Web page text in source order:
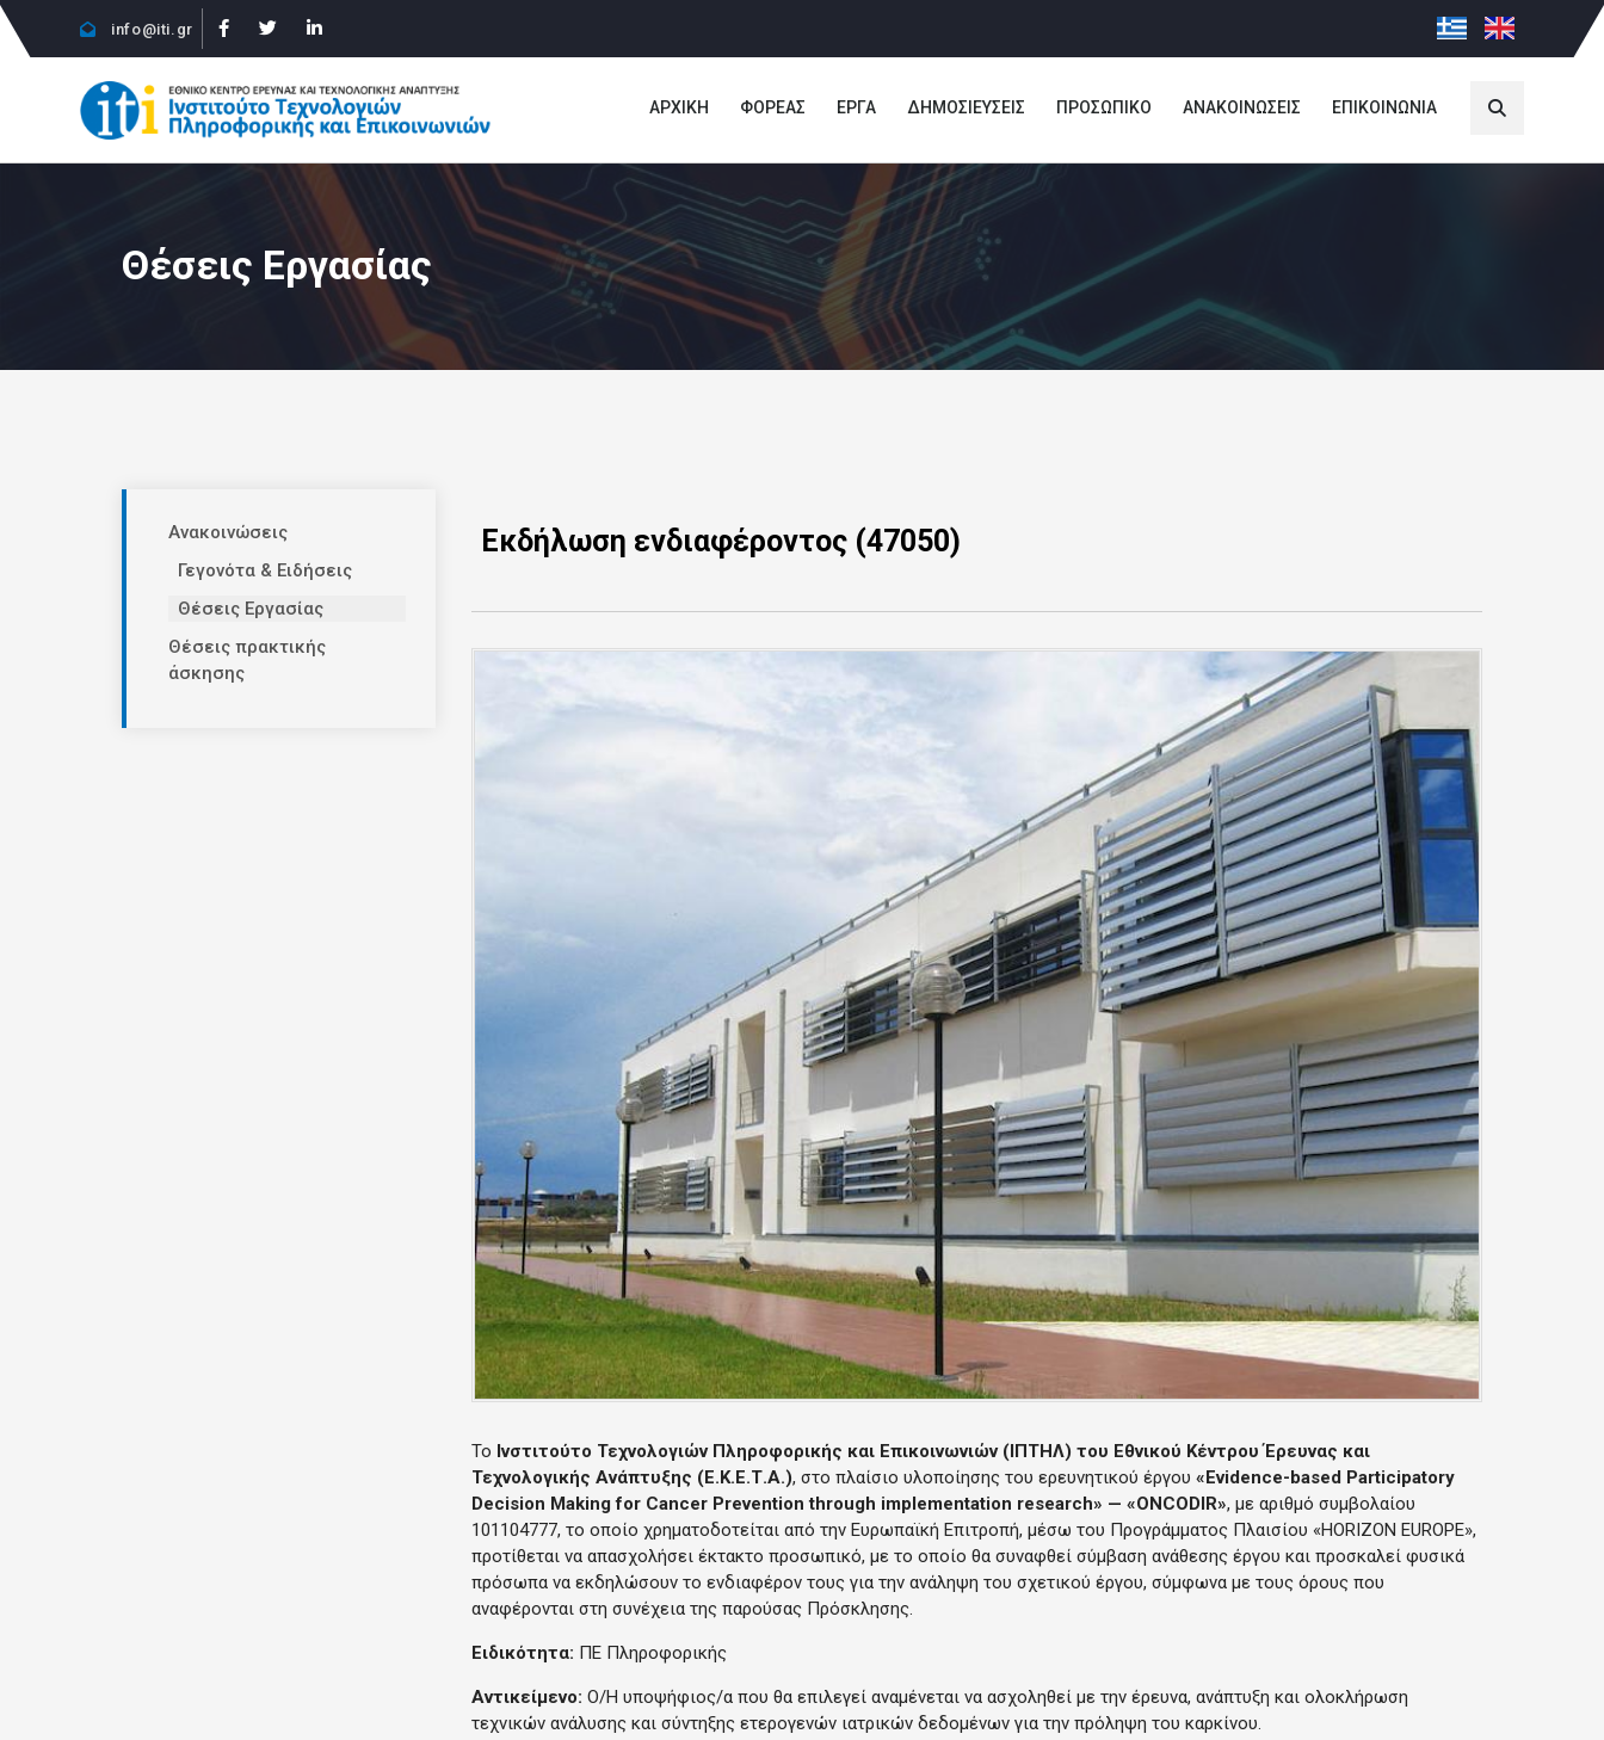
info@iti.gr
ΑΡΧΙΚΗ ΦΟΡΕΑΣ ΕΡΓΑ ΔΗΜΟΣΙΕΥΣΕΙΣ ΠΡΟΣΩΠΙΚΟ ΑΝΑΚΟΙΝΩΣΕΙΣ ΕΠΙΚΟΙΝΩΝΙΑ
Θέσεις Εργασίας
Ανακοινώσεις
Γεγονότα & Ειδήσεις
Θέσεις Εργασίας
Θέσεις πρακτικής
άσκησης
Εκδήλωση ενδιαφέροντος (47050)
Το Ινστιτούτο Τεχνολογιών Πληροφορικής και Επικοινωνιών (ΙΠΤΗΛ) του Εθνικού Κέντρου Έρευνας και
Τεχνολογικής Ανάπτυξης (Ε.Κ.Ε.Τ.Α.), στο πλαίσιο υλοποίησης του ερευνητικού έργου «Evidence-based Participatory
Decision Making for Cancer Prevention through implementation research» — «ONCODIR», με αριθμό συμβολαίου
101104777, το οποίο χρηματοδοτείται από την Ευρωπαϊκή Επιτροπή, μέσω του Προγράμματος Πλαισίου «HORIZON EUROPE»,
προτίθεται να απασχολήσει έκτακτο προσωπικό, με το οποίο θα συναφθεί σύμβαση ανάθεσης έργου και προσκαλεί φυσικά
πρόσωπα να εκδηλώσουν το ενδιαφέρον τους για την ανάληψη του σχετικού έργου, σύμφωνα με τους όρους που
αναφέρονται στη συνέχεια της παρούσας Πρόσκλησης.
Ειδικότητα: ΠΕ Πληροφορικής
Αντικείμενο: Ο/Η υποψήφιος/α που θα επιλεγεί αναμένεται να ασχοληθεί με την έρευνα, ανάπτυξη και ολοκλήρωση
τεχνικών ανάλυσης και σύντηξης ετερογενών ιατρικών δεδομένων για την πρόληψη του καρκίνου.